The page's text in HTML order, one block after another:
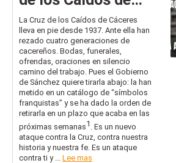
Cáceres: exige a la
Junta medidas de
protección YA
La Cruz de los Caídos de Cáceres
lleva en pie desde 1937. Ante ella han
rezado cuatro generaciones de
cacereños. Bodas, funerales,
ofrendas, oraciones en silencio
camino del trabajo. Pues el Gobierno
de Sánchez quiere tirarla abajo: la han
metido en un catálogo de “símbolos
franquistas” y se ha dado la orden de
retirarla en un plazo que acaba en las
próximas semanas1 . Es un nuevo
ataque contra la Cruz, contra nuestra
historia y nuestra fe. Es un ataque
contra ti y ... Lee mas